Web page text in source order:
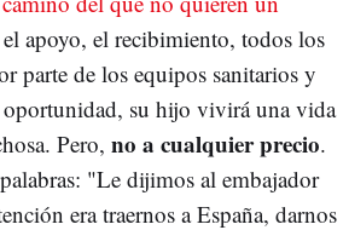
apoyo, el recibimiento, todos los
parte de los equipos sanitarios y
oportunidad, su hijo vivirá una vida
Pero, no a cualquier precio.
"Le dijimos al embajador
era traernos a España, darnos